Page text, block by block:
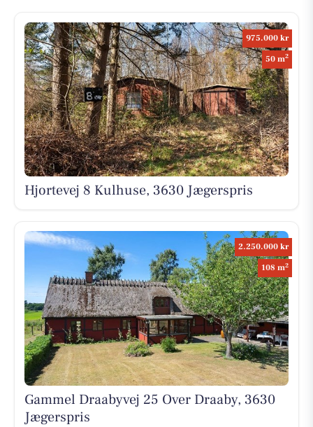
975.000 kr
50 m2
Hjortevej 8 Kulhuse, 3630 Jægerspris
2.250.000 kr
108 m2
Gammel Draabyvej 25 Over Draaby, 3630
Jægerspris